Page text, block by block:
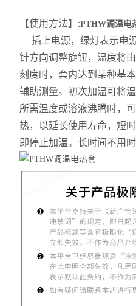
【使用方法】:PTHW调温电
插上电源，绿灯表示电
针方向调整旋钮，温度将
刻度时，套内达到某种基
辅助测量。初次加温可将
所需温度或溶液沸腾时，
热，以延长使用寿命，短
即停止加温。长时间不用